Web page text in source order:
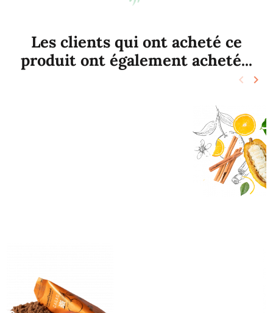
Les clients qui ont acheté ce
produit ont également acheté...
keyboard_arrow_left keyboard_arrow_right